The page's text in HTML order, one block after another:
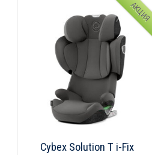
АКЦИЯ
Cybex Solution T i-Fix